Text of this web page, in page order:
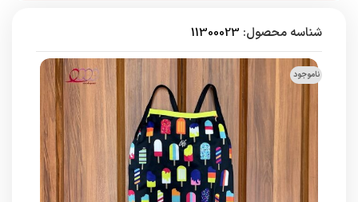
شناسه محصول: 11300023
ناموجود